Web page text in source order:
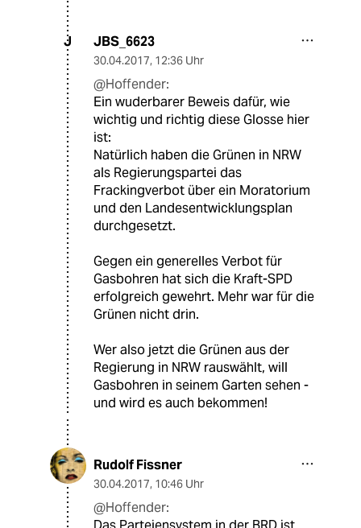
J JBS_6623
30.04.2017, 12:36 Uhr
@Hoffender:
Ein wuderbarer Beweis dafür, wie
wichtig und richtig diese Glosse hier
ist:
Natürlich haben die Grünen in NRW
als Regierungspartei das
Frackingverbot über ein Moratorium
und den Landesentwicklungsplan
durchgesetzt.
Gegen ein generelles Verbot für
Gasbohren hat sich die Kraft-SPD
erfolgreich gewehrt. Mehr war für die
Grünen nicht drin.
Wer also jetzt die Grünen aus der
Regierung in NRW rauswählt, will
Gasbohren in seinem Garten sehen -
und wird es auch bekommen!
Rudolf Fissner
30.04.2017, 10:46 Uhr
@Hoffender: